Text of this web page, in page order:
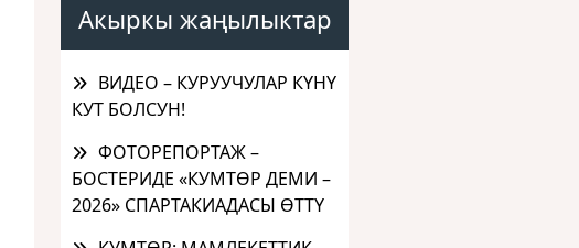
Акыркы жаңылыктар
ВИДЕО – КУРУУЧУЛАР КҮНҮ
КУТ БОЛСУН!
ФОТОРЕПОРТАЖ –
БОСТЕРИДЕ «КУМТӨР ДЕМИ –
2026» СПАРТАКИАДАСЫ ӨТТҮ